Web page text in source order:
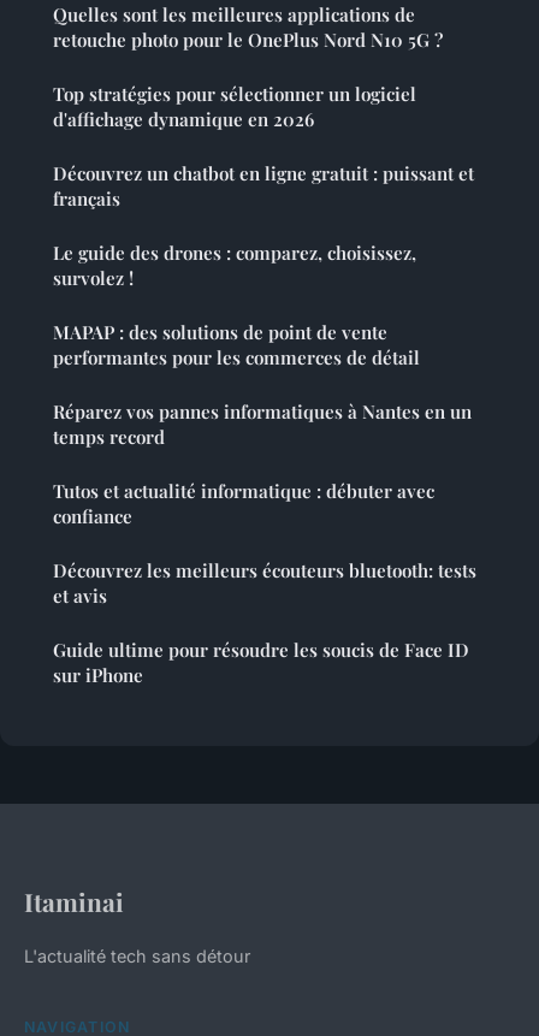
Quelles sont les meilleures applications de
retouche photo pour le OnePlus Nord N10 5G ?
Top stratégies pour sélectionner un logiciel
d'affichage dynamique en 2026
Découvrez un chatbot en ligne gratuit : puissant et
français
Le guide des drones : comparez, choisissez,
survolez !
MAPAP : des solutions de point de vente
performantes pour les commerces de détail
Réparez vos pannes informatiques à Nantes en un
temps record
Tutos et actualité informatique : débuter avec
confiance
Découvrez les meilleurs écouteurs bluetooth: tests
et avis
Guide ultime pour résoudre les soucis de Face ID
sur iPhone
Itaminai
L'actualité tech sans détour
NAVIGATION